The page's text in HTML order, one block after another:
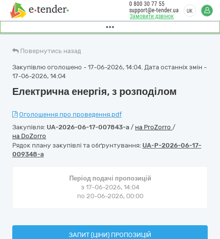
Замовити дзвінок
0 800 30 77 55
support@e-tender.ua
UK
Повернутись назад
Закупівлю оголошено - 17-06-2026, 14:04. Дата останніх змін -
17-06-2026, 14:04
Електрична енергія, з розподілом
Оголошення про проведення.pdf
Закупівля: UA-2026-06-17-007843-a / на ProZorro /
на DoZorro
Рядок плану закупівлі та обґрунтування: UA-P-2026-06-17-
009348-a
Період подачі пропозицій
з 17-06-2026, 14:04
по 20-06-2026, 00:00
ЗАПИТ (ЦІНИ) ПРОПОЗИЦІЙ